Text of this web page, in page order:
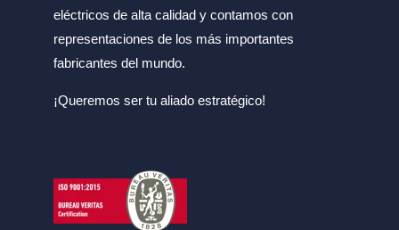
eléctricos de alta calidad y contamos con
representaciones de los más importantes
fabricantes del mundo.
¡Queremos ser tu aliado estratégico!